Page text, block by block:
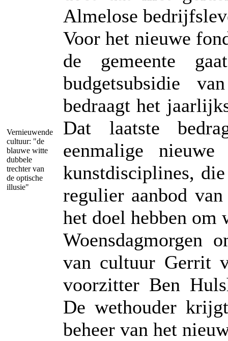
Vernieuwende
cultuur: "de
blauwe witte
dubbele
trechter van
de optische
illusie"
Almelose
Voor het nieuwe
de gemeente
budgetsubsidie
bedraagt het
Dat laatste
eenmalige
kunstdisciplines,
regulier aanbod
het doel hebben om
Woensdagmorgen
van cultuur Gerrit
voorzitter Ben
De wethouder
beheer van het